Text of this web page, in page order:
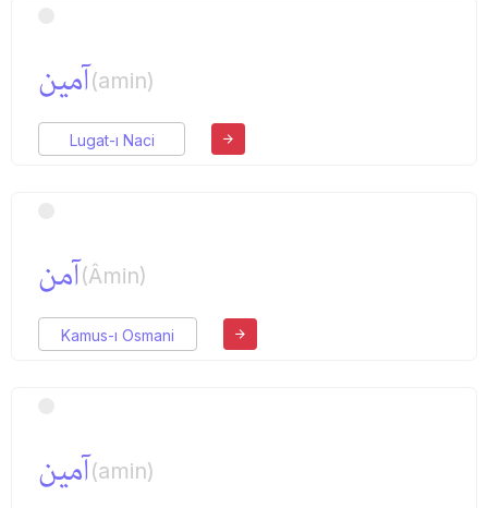
آمین(amin)
Lugat-ı Naci
آمن(Âmin)
Kamus-ı Osmani
آمین(amin)